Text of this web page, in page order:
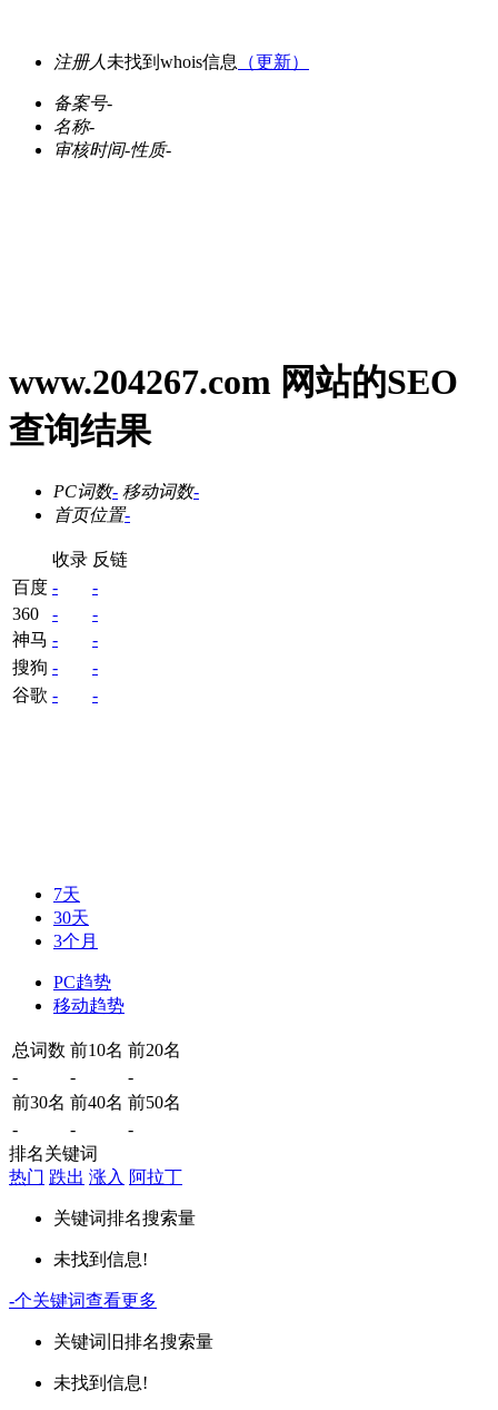
注册人 未找到whois信息 （更新）
备案号-
名称-
审核时间-性质-
www.204267.com 网站的SEO
查询结果
PC词数- 移动词数-
首页位置-
收录 反链
百度 -
-
360
-
-
神马 -
-
搜狗 -
-
谷歌 - -
7天
30天
3个月
PC趋势
移动趋势
总词数 前10名 前20名
-
-
-
前30名 前40名 前50名
-
-
-
排名关键词
热门 跌出 涨入 阿拉丁
关键词排名搜索量
未找到信息!
-个关键词查看更多
关键词 旧排名搜索量
未找到信息!